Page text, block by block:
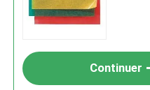
Continuer